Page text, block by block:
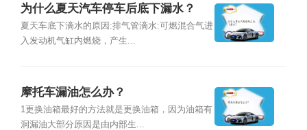
为什么夏天汽车停车后底下漏水？
夏天车底下滴水的原因:排气管滴水:可燃混合气进
入发动机气缸内燃烧，产生...
摩托车漏油怎么办？
1更换油箱最好的方法就是更换油箱，因为油箱有
洞漏油大部分原因是由内部生...